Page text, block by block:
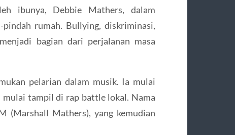
ibunya, Debbie Mathers, dalam
rumah. Bullying, diskriminasi,
bagian dari perjalanan masa
pelarian dalam musik. Ia mulai
tampil di rap battle lokal. Nama
(Marshall Mathers), yang kemudian